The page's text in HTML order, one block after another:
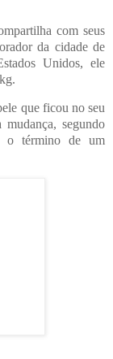
com seus
da cidade de
Unidos, ele
que ficou no seu
segundo
o término de um